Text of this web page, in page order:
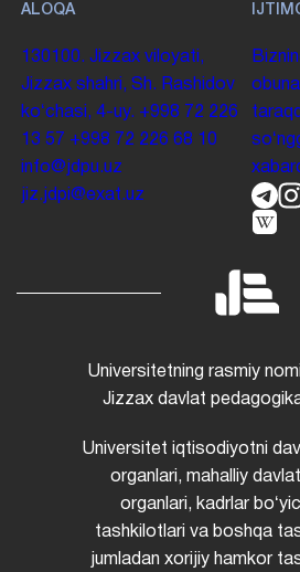
ALOQA
130100. Jizzax viloyati,
Jizzax shahri, Sh. Rashidov
koʻchasi, 4-uy. +998 72 226
13 57 +998 72 226 68 10
info@jdpu.uz
jiz.jdpi@exat.uz
Universitetning rasmiy
Jizzax davlat
Universitet iqtisodiyotni
organlari, mahalliy
organlari, kadrlar
tashkilotlari va boshqa
jumladan xorijiy hamkor